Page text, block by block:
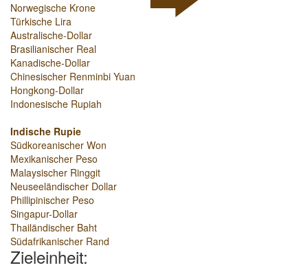
Norwegische Krone
Türkische Lira
Australische-Dollar
Brasilianischer Real
Kanadische-Dollar
Chinesischer Renminbi Yuan
Hongkong-Dollar
Indonesische Rupiah
Indische Rupie
Südkoreanischer Won
Mexikanischer Peso
Malaysischer Ringgit
Neuseeländischer Dollar
Phillipinischer Peso
Singapur-Dollar
Thailändischer Baht
Südafrikanischer Rand
Zieleinheit: